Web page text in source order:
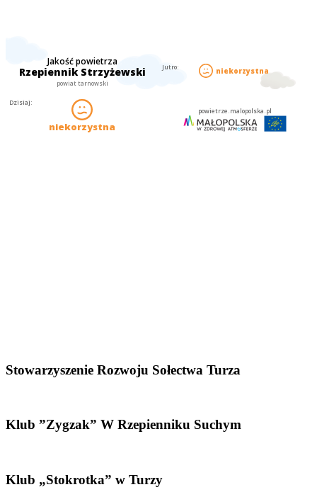
Stowarzyszenie Rozwoju Sołectwa Turza
Klub ”Zygzak” W Rzepienniku Suchym
Klub „Stokrotka” w Turzy